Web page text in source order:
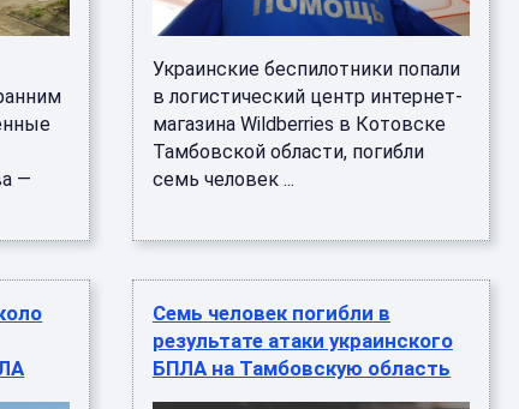
—
Украинские беспилотники попали
в логистический центр интернет-
магазина Wildberries в Котовске
Тамбовской области, погибли
семь человек ...
Семь человек погибли в
результате атаки украинского
БПЛА на Тамбовскую область